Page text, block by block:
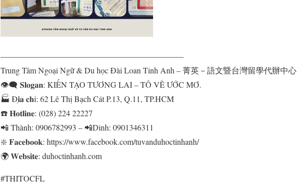
——————————————————————–
Trung Tâm Ngoại Ngữ & Du học Đài Loan Tinh Anh – 菁英－語文暨台灣留學代辦中心
👁‍🗨 𝐒𝐥𝐨𝐠𝐚𝐧: KIẾN TẠO TƯƠNG LAI – TÔ VẼ ƯỚC MƠ.
🏭 Đ𝐢̣𝐚 𝐜𝐡ỉ: 62 Lê Thị Bạch Cát P.13, Q.11, TP.HCM
☎️ 𝐇𝐨𝐭𝐥𝐢𝐧𝐞: (028) 224 22227
📲 Thành: 0906782993 – 📲Dinh: 0901346311
❇️ 𝐅𝐚𝐜𝐞𝐛𝐨𝐨𝐤: https://www.facebook.com/tuvanduhoctinhanh/
🌍 𝐖𝐞𝐛𝐬𝐢𝐭𝐞: duhoctinhanh.com
#THITOCFL